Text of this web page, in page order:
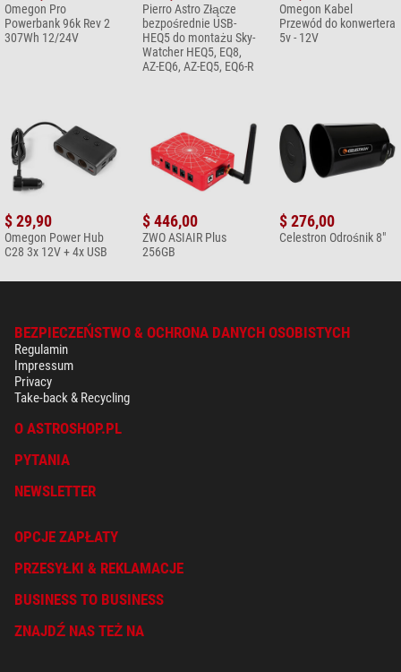
Omegon Pro
Powerbank 96k Rev 2
307Wh 12/24V
Pierro Astro Złącze
bezpośrednie USB-
HEQ5 do montażu Sky-
Watcher HEQ5, EQ8,
AZ-EQ6, AZ-EQ5, EQ6-R
Omegon Kabel
Przewód do konwertera
5v - 12V
$ 29,90
Omegon Power Hub
C28 3x 12V + 4x USB
$ 446,00
ZWO ASIAIR Plus
256GB
$ 276,00
Celestron Odrośnik 8"
BEZPIECZEŃSTWO & OCHRONA DANYCH OSOBISTYCH
Regulamin
Impressum
Privacy
Take-back & Recycling
O ASTROSHOP.PL
PYTANIA
NEWSLETTER
OPCJE ZAPŁATY
PRZESYŁKI & REKLAMACJE
BUSINESS TO BUSINESS
ZNAJDŹ NAS TEŻ NA